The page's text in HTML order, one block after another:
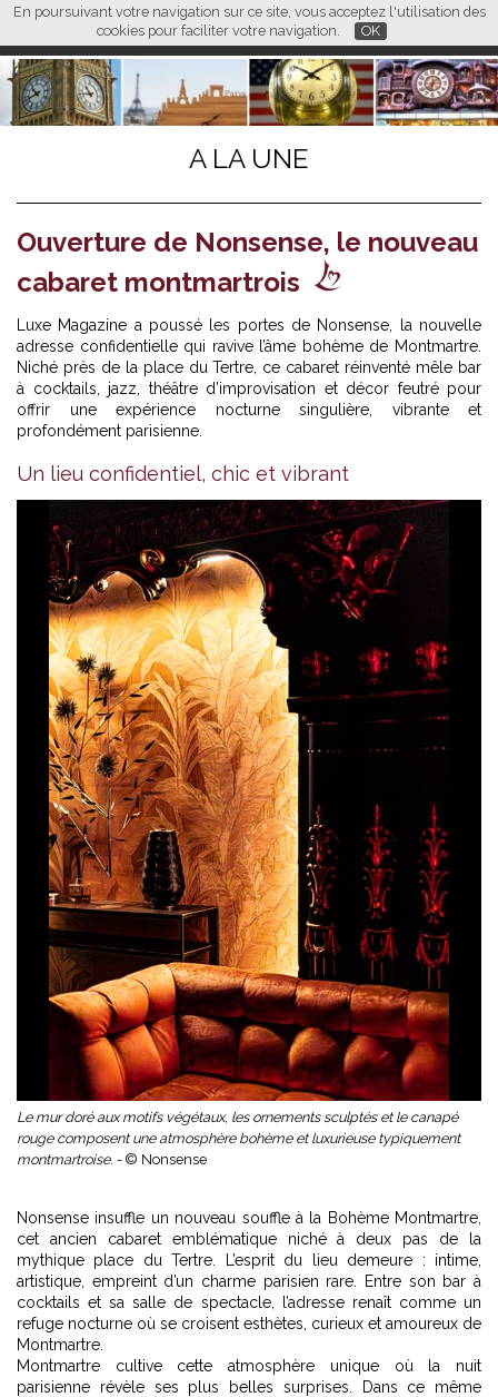
En poursuivant votre navigation sur ce site, vous acceptez l'utilisation des
cookies pour faciliter votre navigation.
OK
FR EN CN
L M
A LA UNE
Ouverture de Nonsense, le nouveau
cabaret montmartrois
Luxe Magazine a poussé les portes de Nonsense, la nouvelle
adresse confidentielle qui ravive l’âme bohème de Montmartre.
Niché près de la place du Tertre, ce cabaret réinventé mêle bar
à cocktails, jazz, théâtre d’improvisation et décor feutré pour
offrir une expérience nocturne singulière, vibrante et
profondément parisienne.
Un lieu confidentiel, chic et vibrant
Le mur doré aux motifs végétaux, les ornements sculptés et le canapé
rouge composent une atmosphère bohème et luxurieuse typiquement
montmartroise. - © Nonsense
Nonsense insuffle un nouveau souffle à la Bohème Montmartre,
cet ancien cabaret emblématique niché à deux pas de la
mythique place du Tertre. L’esprit du lieu demeure : intime,
artistique, empreint d’un charme parisien rare. Entre son bar à
cocktails et sa salle de spectacle, l’adresse renaît comme un
refuge nocturne où se croisent esthètes, curieux et amoureux de
Montmartre.
Montmartre cultive cette atmosphère unique où la nuit
parisienne révèle ses plus belles surprises. Dans ce même